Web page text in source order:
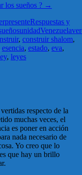
los sueños ? →
presenteRespuestas y
unidadVenezuela
, construir shalom,
esencia, estado, eva,
, leyes
respecto de la
muchas veces, el
es poner en acción
nada necesario de
Yo creo que lo
que hay un brillo